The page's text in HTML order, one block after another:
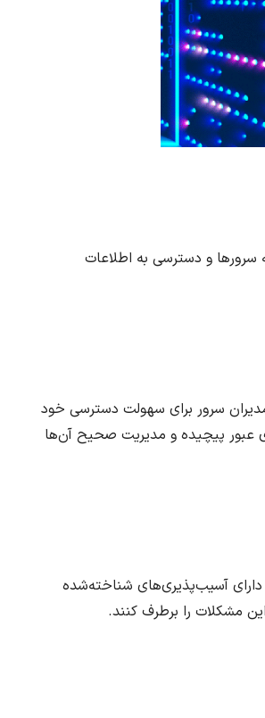
سرورها و دسترسی به اطلاعات
سرور برای سهولت دسترسی خود
عبور پیچیده و مدیریت صحیح آن‌ها
آسیب‌پذیری‌های شناخته‌شده
مشکلات را برطرف کنند.